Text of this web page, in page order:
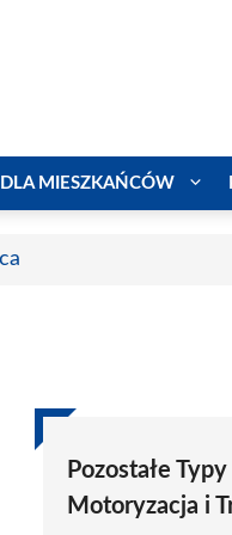
DLA MIESZKAŃCÓW
Pozostałe
Motoryzacja i